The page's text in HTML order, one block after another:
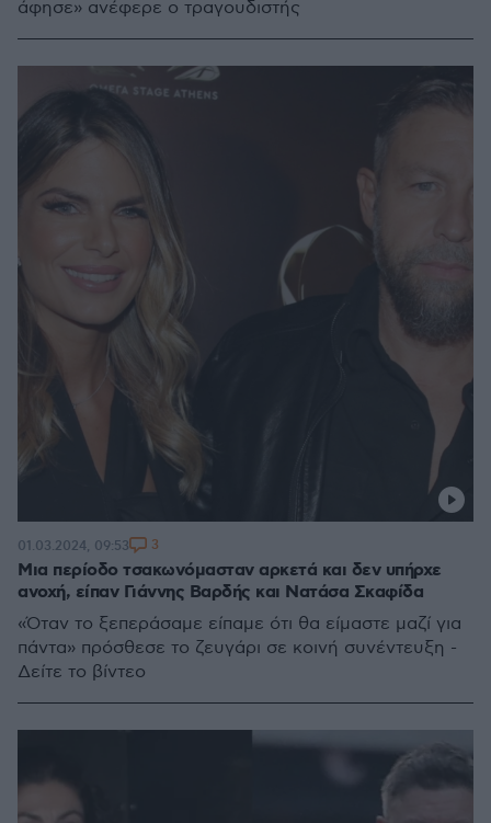
άφησε» ανέφερε ο τραγουδιστής
Μια περίοδο τσακωνόμασταν αρκετά και δεν υπήρχε
ανοχή, είπαν Γιάννης Βαρδής και Νατάσα Σκαφίδα
«Όταν το ξεπεράσαμε είπαμε ότι θα είμαστε μαζί για
πάντα» πρόσθεσε το ζευγάρι σε κοινή συνέντευξη -
Δείτε το βίντεο
01.03.2024, 09:53 3